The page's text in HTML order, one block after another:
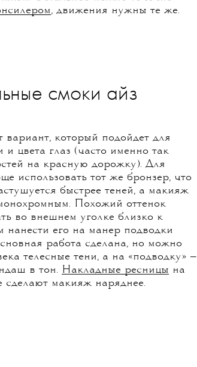
, движения нужны те же.
смоки айз
вариант, который подойдет для
цвета глаз (часто именно так
на красную дорожку). Для
использовать тот же бронзер, что
быстрее теней, а макияж
Похожий оттенок
во внешнем уголке близко к
нанести его на манер подводки
работа сделана, но можно
телесные тени, а на «подводку» —
в тон. Накладные ресницы на
сделают макияж наряднее.